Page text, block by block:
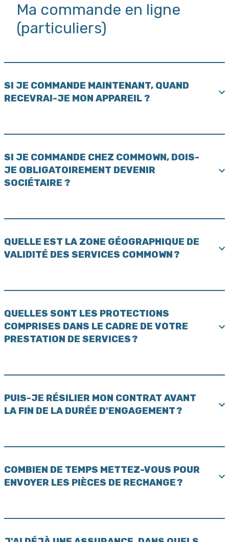
Ma commande en ligne
(particuliers)
SI JE COMMANDE MAINTENANT, QUAND
RECEVRAI-JE MON APPAREIL ?
SI JE COMMANDE CHEZ COMMOWN, DOIS-
JE OBLIGATOIREMENT DEVENIR
SOCIÉTAIRE ?
QUELLE EST LA ZONE GÉOGRAPHIQUE DE
VALIDITÉ DES SERVICES COMMOWN ?
QUELLES SONT LES PROTECTIONS
COMPRISES DANS LE CADRE DE VOTRE
PRESTATION DE SERVICES ?
PUIS-JE RÉSILIER MON CONTRAT AVANT
LA FIN DE LA DURÉE D'ENGAGEMENT ?
COMBIEN DE TEMPS METTEZ-VOUS POUR
ENVOYER LES PIÈCES DE RECHANGE ?